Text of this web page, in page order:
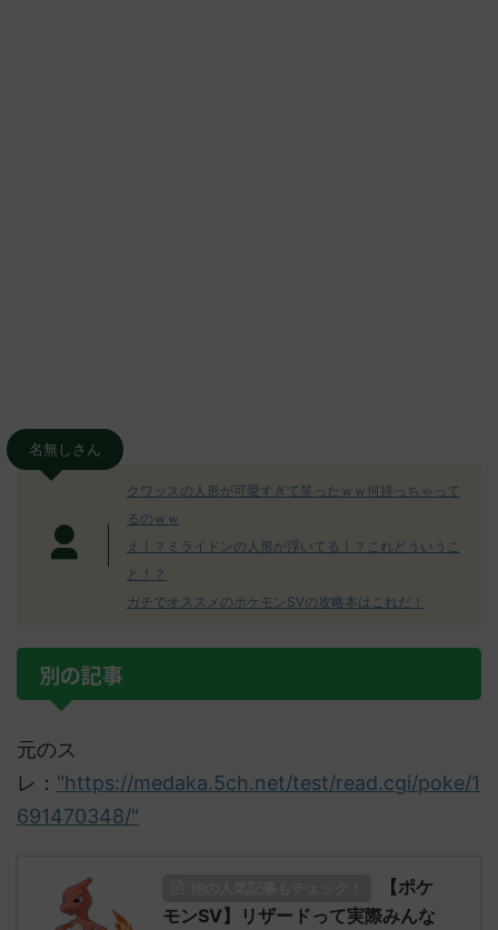
名無しさん
クワッスの人形が可愛すぎて笑ったｗｗ何持っちゃって
るのｗｗ
え！？ミライドンの人形が浮いてる！？これどういうこ
と！？
ガチでオススメのポケモンSVの攻略本はこれだ！
別の記事
元のス
レ： "https://medaka.5ch.net/test/read.cgi/poke/1
691470348/"
【ポケ
モンSV】リザードって実際みんな